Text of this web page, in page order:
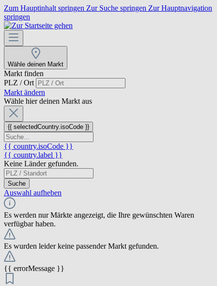
Zum Hauptinhalt springen Zur Suche springen Zur Hauptnavigation
springen
Wähle deinen Markt
Markt finden
PLZ / Ort
Markt ändern
Wähle hier deinen Markt aus
{{ selectedCountry.isoCode }}
{{ country.isoCode }}
{{ country.label }}
Keine Länder gefunden.
Suche
Auswahl aufheben
Es werden nur Märkte angezeigt, die Ihre gewünschten Waren
verfügbar haben.
Es wurden leider keine passender Markt gefunden.
{{ errorMessage }}